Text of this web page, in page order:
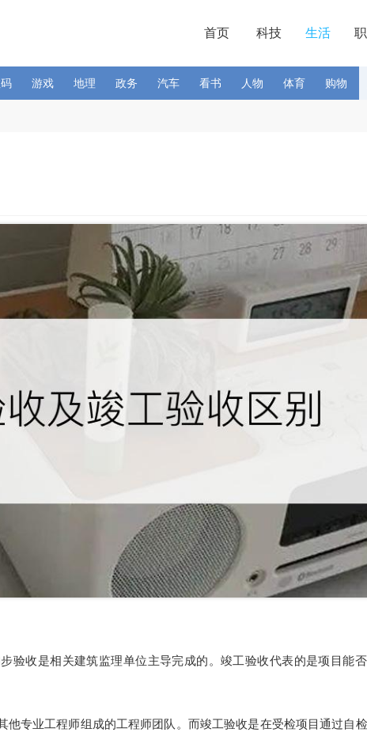
首页 科技 生活
游戏 地理 政务 汽车 看书 人物 体育 购物
验收是相关建筑监理单位主导完成的。竣工验收代表的是项目能
他专业工程师组成的工程师团队。而竣工验收是在受检项目通过自